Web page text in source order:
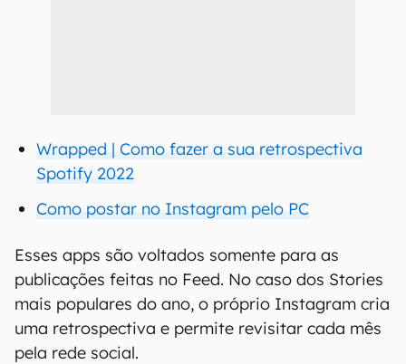
Wrapped | Como fazer a sua retrospectiva
Spotify 2022
Como postar no Instagram pelo PC
Esses apps são voltados somente para as
publicações feitas no Feed. No caso dos Stories
mais populares do ano, o próprio Instagram cria
uma retrospectiva e permite revisitar cada mês
pela rede social.